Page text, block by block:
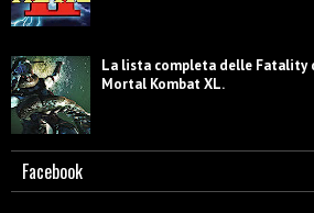
La lista completa delle Fatality
Mortal Kombat XL.
Facebook